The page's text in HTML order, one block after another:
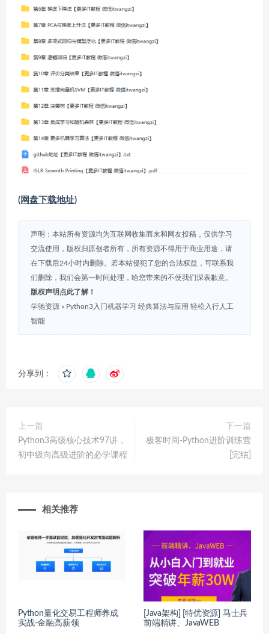
(网盘下载地址)
声明：本站所有资源均为互联网收集而来和网友投稿，仅供学习
交流使用，版权归原创者所有，所有资源不得用于商业用途，请
在下载后24小时内删除。若本站侵犯了您的合法权益，可联系我
们删除，我们会第一时间处理，给您带来的不便我们深表歉意。
版权声明点此了解！
学驰资源 » Python3入门机器学习 经典算法与应用 轻松入行人工
智能
分享到：
上一篇
Python3高级核心技术97讲，
初中级向高级进阶的必学课程
下一篇
极客时间-Python进阶训练营
[完结]
相关推荐
Python量化交易工程师养成
实战-金融高薪领
[Java架构] [特优资源] 马士兵
前端精讲、JavaWEB